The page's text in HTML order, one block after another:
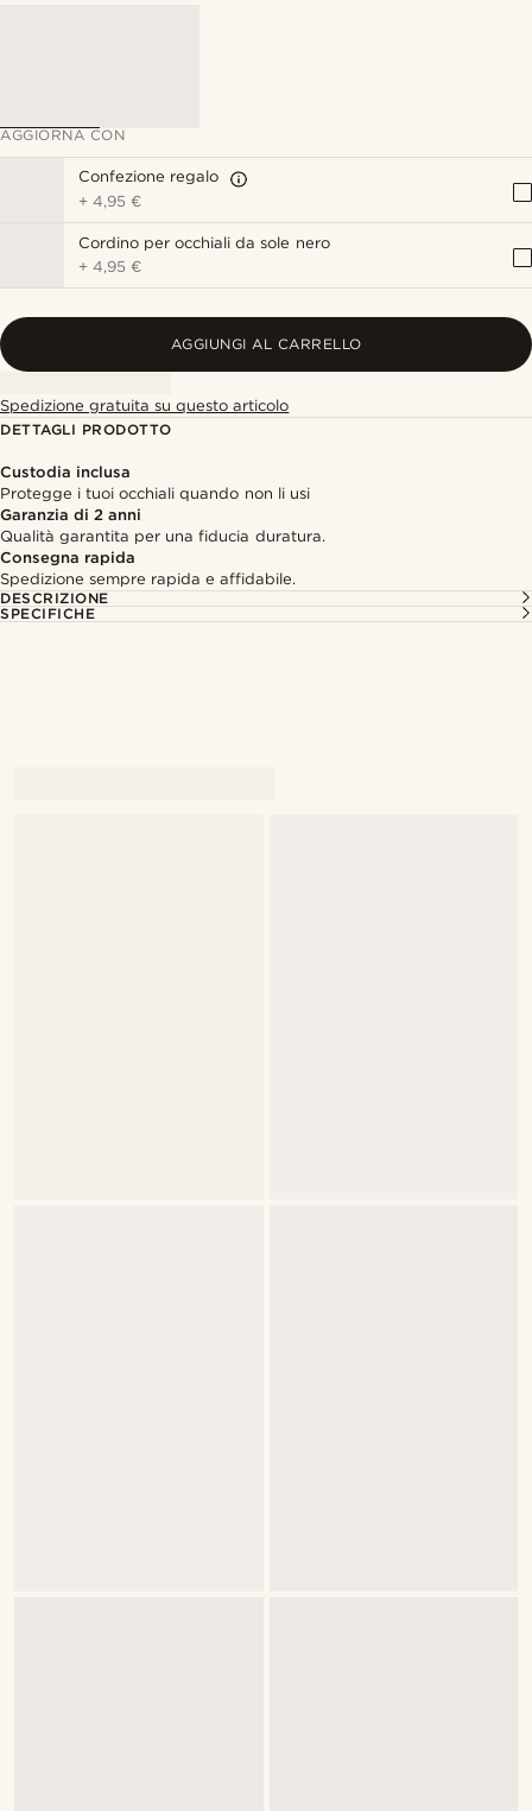
AGGIORNA CON
Confezione regalo
+4,95 €
Cordino per occhiali da sole nero
+4,95 €
AGGIUNGI AL CARRELLO
Spedizione gratuita su questo articolo
DETTAGLI PRODOTTO
Custodia inclusa
Protegge i tuoi occhiali quando non li usi
Garanzia di 2 anni
Qualità garantita per una fiducia duratura.
Consegna rapida
Spedizione sempre rapida e affidabile.
DESCRIZIONE
SPECIFICHE